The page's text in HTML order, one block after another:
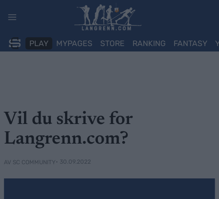
PLAY MYPAGES STORE RANKING FANTASY
Vil du skrive for
Langrenn.com?
AV SC COMMUNITY• 30.09.2022